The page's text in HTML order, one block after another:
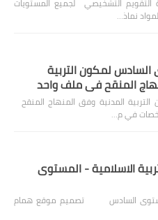
التشخيصي لجميع المستويات
نماذ…
لمكون التربية
المنقح في ملف واحد
المدنية وفق المنهاج المنقح
في م…
الاسلامية - المستوى
السادس تصميم موقع همام